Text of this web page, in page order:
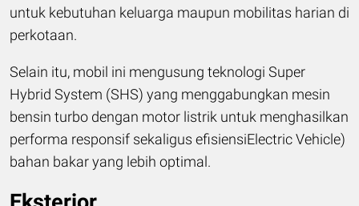
untuk kebutuhan keluarga maupun mobilitas harian di
perkotaan.
Selain itu, mobil ini mengusung teknologi Super
Hybrid System (SHS) yang menggabungkan mesin
bensin turbo dengan motor listrik untuk menghasilkan
performa responsif sekaligus efisiensiElectric Vehicle)
bahan bakar yang lebih optimal.